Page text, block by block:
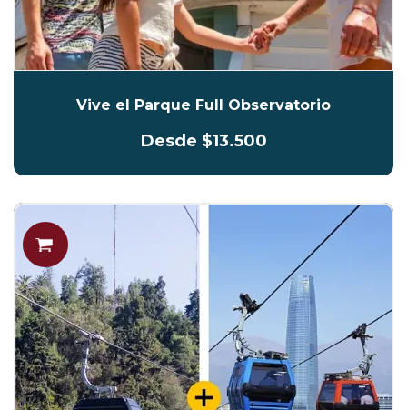
Vive el Parque Full Observatorio
Desde $13.500